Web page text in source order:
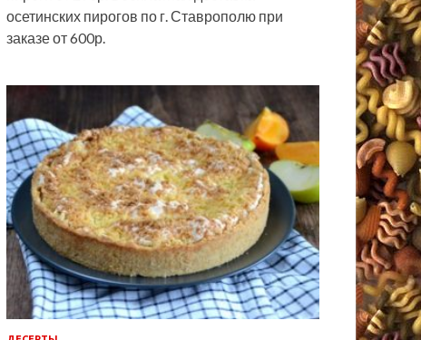
осетинских пирогов по г. Ставрополю при
заказе от 600р.